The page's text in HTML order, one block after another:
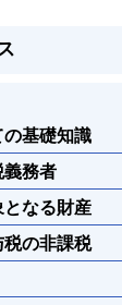
基礎知識
義務者
なる財産
の非課税